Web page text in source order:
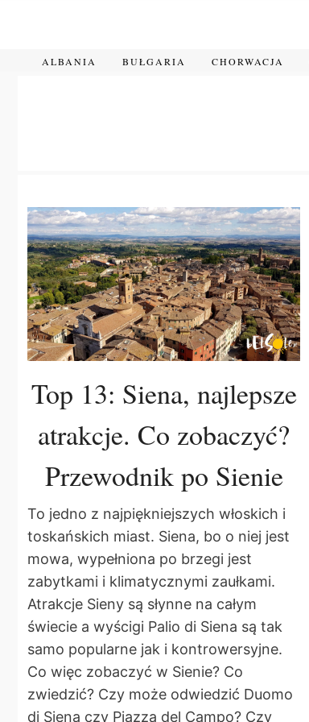
ALBANIA BUŁGARIA CHORWACJA
Top 13: Siena, najlepsze
atrakcje. Co zobaczyć?
Przewodnik po Sienie
To jedno z najpiękniejszych włoskich i
toskańskich miast. Siena, bo o niej jest
mowa, wypełniona po brzegi jest
zabytkami i klimatycznymi zaułkami.
Atrakcje Sieny są słynne na całym
świecie a wyścigi Palio di Siena są tak
samo popularne jak i kontrowersyjne.
Co więc zobaczyć w Sienie? Co
zwiedzić? Czy może odwiedzić Duomo
di Siena czy Piazza del Campo? Czy